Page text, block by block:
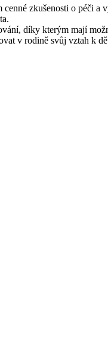
zkušenosti o péči a
díky kterým mají
v rodině svůj vztah k